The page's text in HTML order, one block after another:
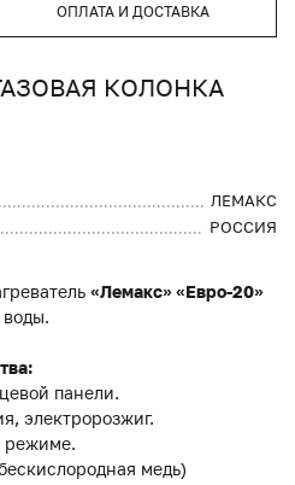
ОПЛАТА И ДОСТАВКА
КОЛОНКА
ЛЕМАКС
РОССИЯ
«Лемакс» «Евро-20»
воды.
панели.
электророзжиг.
режиме.
медь)